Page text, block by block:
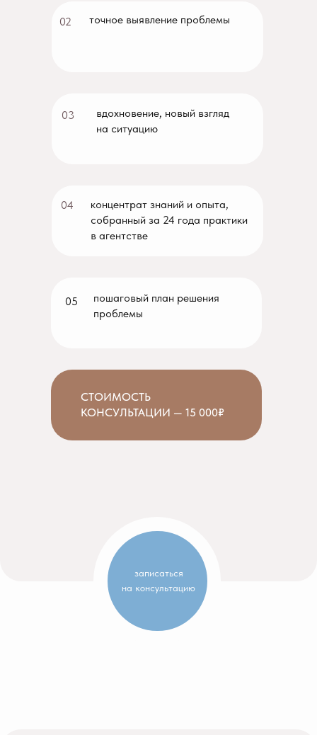
04
концентрат знаний и опыта,
собранный за 24 года практики
в агентстве
03
вдохновение, новый взгляд
на ситуацию
02 точное выявление проблемы
записаться
на консультацию
05
пошаговый план решения
проблемы
СТОИМОСТЬ
КОНСУЛЬТАЦИИ — 15 000₽